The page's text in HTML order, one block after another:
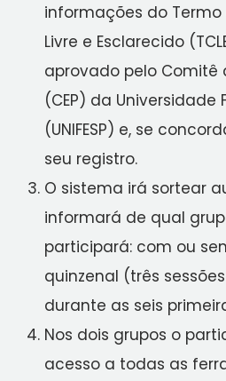
informações do
Livre e Esclarecido
aprovado pelo Comitê
(CEP) da Universidade
(UNIFESP) e, se
seu registro.
O sistema irá sortear
informará de qual
participará: com ou
quinzenal (três
durante as seis
Nos dois grupos o
acesso a todas as